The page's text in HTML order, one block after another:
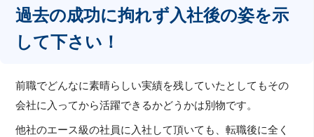
過去の成功に拘れず入社後の姿を示
して下さい！
前職でどんなに素晴らしい実績を残していたとしてもその
会社に入ってから活躍できるかどうかは別物です。
他社のエース級の社員に入社して頂いても、転職後に全く